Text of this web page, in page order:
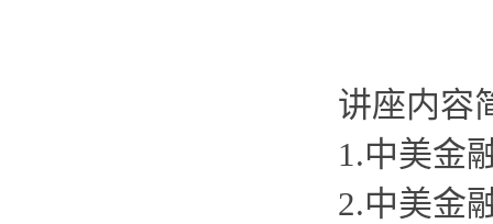
讲座内容
1.中美金
2.中美金